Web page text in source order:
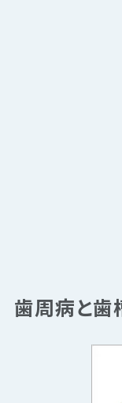
歯周病と